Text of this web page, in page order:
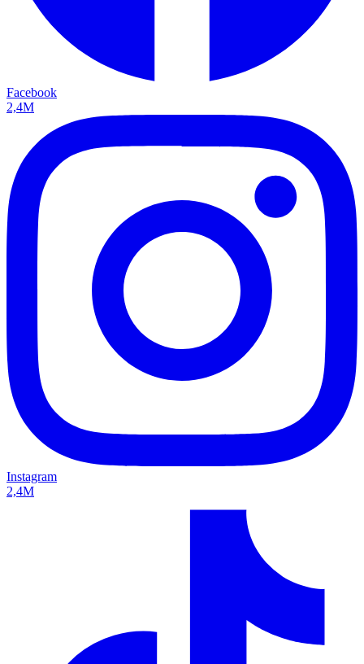
Facebook
2,4M
Instagram
2,4M